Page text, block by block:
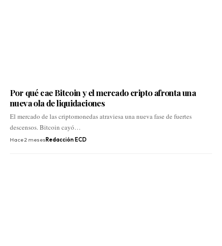
Por qué cae Bitcoin y el mercado cripto afronta una
nueva ola de liquidaciones
El mercado de las criptomonedas atraviesa una nueva fase de fuertes
descensos. Bitcoin cayó…
Hace 2 mesesRedacción ECD